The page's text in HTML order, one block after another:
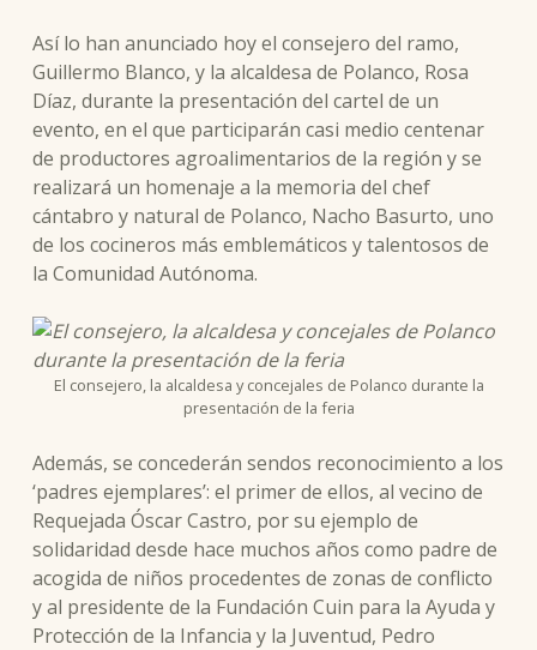
Así lo han anunciado hoy el consejero del ramo,
Guillermo Blanco, y la alcaldesa de Polanco, Rosa
Díaz, durante la presentación del cartel de un
evento, en el que participarán casi medio centenar
de productores agroalimentarios de la región y se
realizará un homenaje a la memoria del chef
cántabro y natural de Polanco, Nacho Basurto, uno
de los cocineros más emblemáticos y talentosos de
la Comunidad Autónoma.
El consejero, la alcaldesa y concejales de Polanco durante la
presentación de la feria
Además, se concederán sendos reconocimiento a los
‘padres ejemplares’: el primer de ellos, al vecino de
Requejada Óscar Castro, por su ejemplo de
solidaridad desde hace muchos años como padre de
acogida de niños procedentes de zonas de conflicto
y al presidente de la Fundación Cuin para la Ayuda y
Protección de la Infancia y la Juventud, Pedro